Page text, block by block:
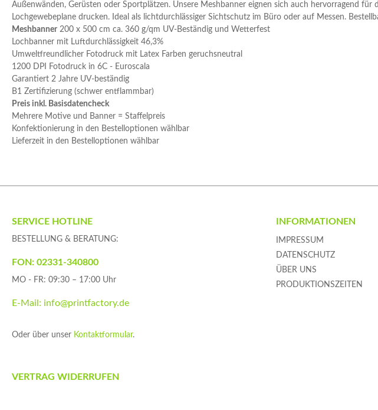
Außenwänden, Gerüsten oder Sportplätzen. Unsere Meshbanner eignen sich auch hervorragend
Lochgewebeplane drucken. Ideal als lichtdurchlässiger Sichtschutz im Büro oder auf Messen.
Meshbanner 200 x 500 cm ca. 360 g/qm UV-Beständig und Wetterfest
Lochbanner mit Luftdurchlässigkeit 46,3%
Umweltfreundlicher Fotodruck mit Latex Farben geruchsneutral
1200 DPI Fotodruck in 6C - Euroscala
Garantiert 2 Jahre UV-beständig
B1 Zertifizierung (schwer entflammbar)
Preis inkl. Basisdatencheck
Mehrere Motive und Banner = Staffelpreis
Konfektionierung in den Bestelloptionen wählbar
Lieferzeit in den Bestelloptionen wählbar
SERVICE HOTLINE
BESTELLUNG & BERATUNG:
FON: 02331-340800
MO - FR: 09:30 – 17:00 Uhr
E-Mail: info@printfactory.de
Oder über unser Kontaktformular.
INFORMATIONEN
IMPRESSUM
DATENSCHUTZ
ÜBER UNS
PRODUKTIONSZEITEN
VERTRAG WIDERRUFEN